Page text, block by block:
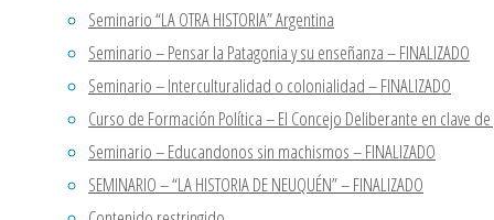
Seminario “LA OTRA HISTORIA” Argentina
Seminario – Pensar la Patagonia y su enseñanza – FINALIZADO
Seminario – Interculturalidad o colonialidad – FINALIZADO
Curso de Formación Política – El Concejo Deliberante en clave de
Seminario – Educandonos sin machismos – FINALIZADO
SEMINARIO – “LA HISTORIA DE NEUQUÉN” – FINALIZADO
STELLA VLLEGAS
“LA OTRA HISTORIA” Argentina
STELLA VLLEGAS en
Seminario
“LA OTRA HISTORIA” Argentina
Casa Patria Neuquen
“LA OTRA HISTORIA” Argentina
Casa Patria NeuquenenSeminario